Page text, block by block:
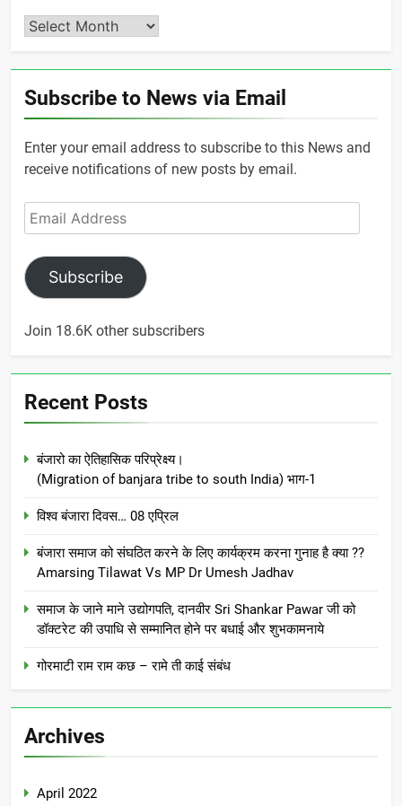
Archives
Subscribe to News via Email
Enter your email address to subscribe to this News and
receive notifications of new posts by email.
Email
Address
Subscribe
Join 18.6K other subscribers
Recent Posts
बंजारो का ऐतिहासिक परिप्रेक्ष्य।
(Migration of banjara tribe to south India) भाग-1
विश्व बंजारा दिवस… 08 एप्रिल
बंजारा समाज को संघठित करने के लिए कार्यक्रम करना गुनाह है क्या ??
Amarsing Tilawat Vs MP Dr Umesh Jadhav
समाज के जाने माने उद्योगपति, दानवीर Sri Shankar Pawar जी को
डॉक्टरेट की उपाधि से सम्मानित होने पर बधाई और शुभकामनाये
गोरमाटी राम राम कछ – रामे ती काई संबंध
Archives
April 2022